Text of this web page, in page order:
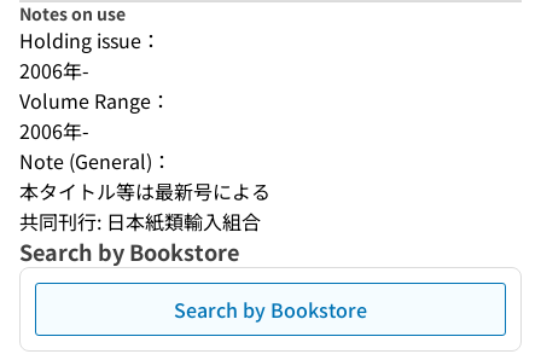
Notes on use
Holding issue：
2006年-
Volume Range：
2006年-
Note (General)：
本タイトル等は最新号による
共同刊行: 日本紙類輸入組合
Search by Bookstore
Search by Bookstore